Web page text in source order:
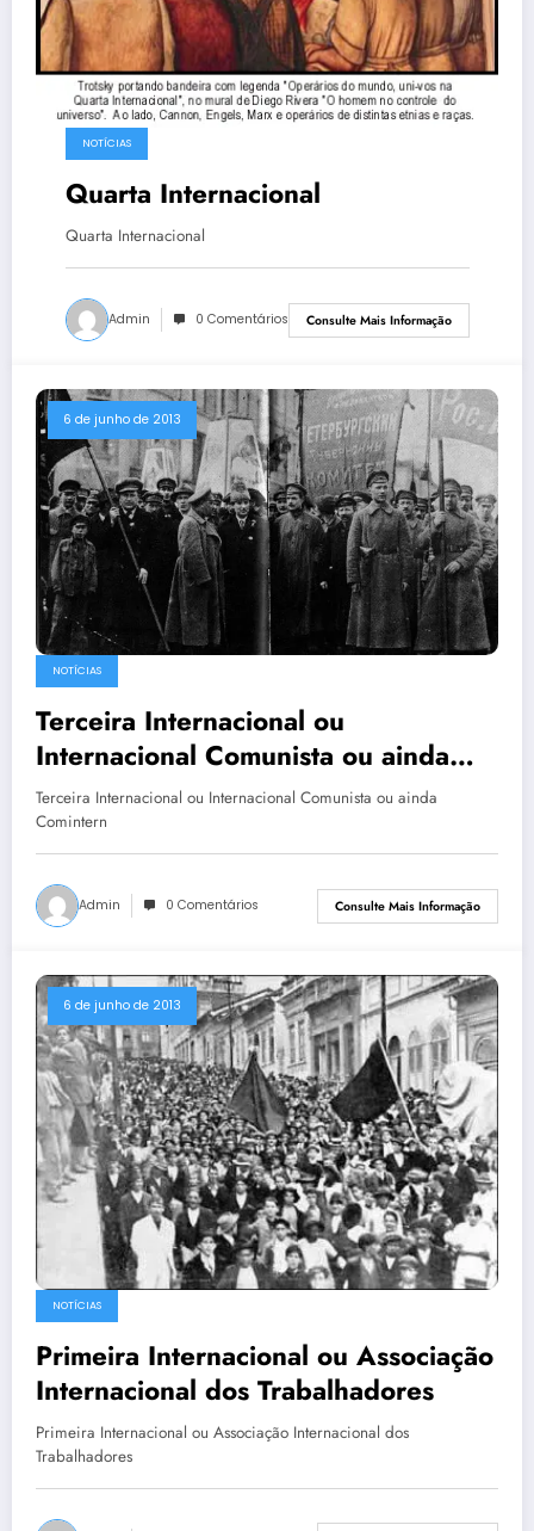
NOTÍCIAS
Quarta Internacional
Quarta Internacional
Admin 0 Comentários Consulte Mais Informação
6 de junho de 2013
NOTÍCIAS
Terceira Internacional ou
Internacional Comunista ou ainda
Comintern
Terceira Internacional ou Internacional Comunista ou ainda
Comintern
Admin 0 Comentários Consulte Mais Informação
6 de junho de 2013
NOTÍCIAS
Primeira Internacional ou Associação
Internacional dos Trabalhadores
Primeira Internacional ou Associação Internacional dos
Trabalhadores